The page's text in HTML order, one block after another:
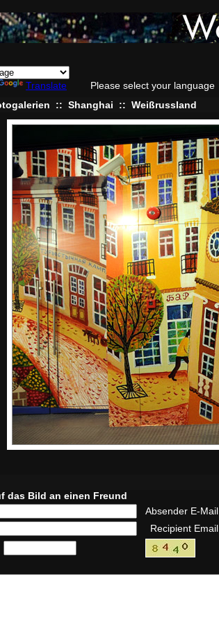
Translate Please select your language
:: Shanghai :: Weißrussland
das Bild an einen Freund
Absender E-Mail
Recipient Email